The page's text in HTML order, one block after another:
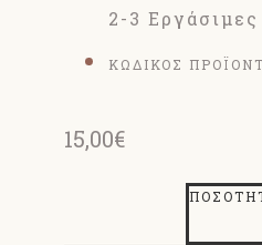
2-3
ΚΩΔΙΚΟΣ
15,00€